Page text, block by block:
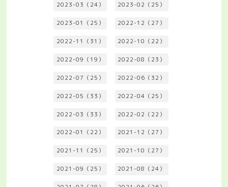
2023-03（24） 2023-02（25）
2023-01（25） 2022-12（27）
2022-11（31） 2022-10（22）
2022-09（19） 2022-08（23）
2022-07（25） 2022-06（32）
2022-05（33） 2022-04（25）
2022-03（33） 2022-02（22）
2022-01（22） 2021-12（27）
2021-11（25） 2021-10（27）
2021-09（25） 2021-08（24）